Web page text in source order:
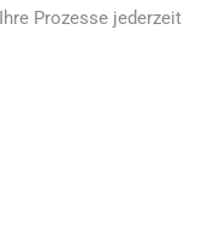
Prozesse jederzeit